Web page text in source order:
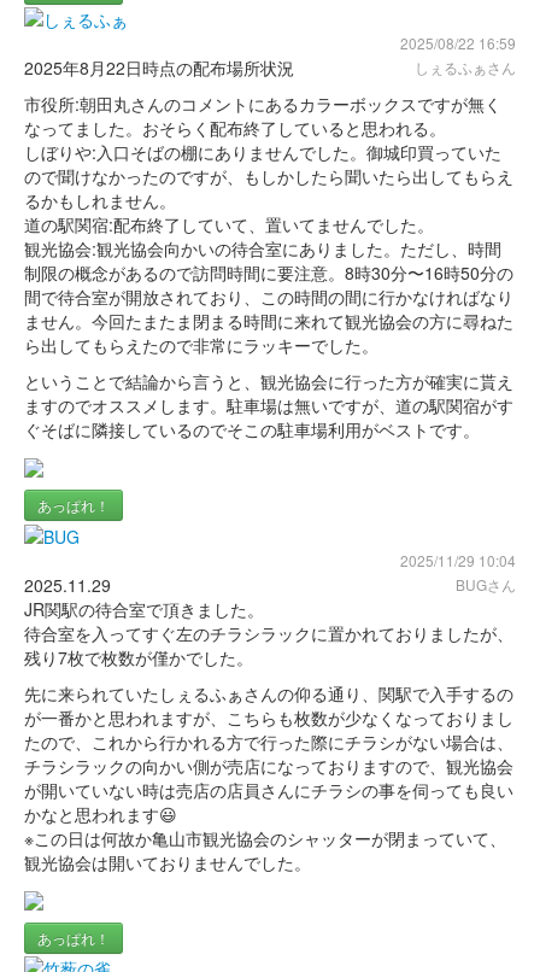
2025/08/22 16:59
しぇるふぁさん
2025年8月22日時点の配布場所状況
市役所:朝田丸さんのコメントにあるカラーボックスですが無く
なってました。おそらく配布終了していると思われる。
しぼりや:入口そばの棚にありませんでした。御城印買っていた
ので聞けなかったのですが、もしかしたら聞いたら出してもらえ
るかもしれません。
道の駅関宿:配布終了していて、置いてませんでした。
観光協会:観光協会向かいの待合室にありました。ただし、時間
制限の概念があるので訪問時間に要注意。8時30分〜16時50分の
間で待合室が開放されており、この時間の間に行かなければなり
ません。今回たまたま閉まる時間に来れて観光協会の方に尋ねた
ら出してもらえたので非常にラッキーでした。
ということで結論から言うと、観光協会に行った方が確実に貰え
ますのでオススメします。駐車場は無いですが、道の駅関宿がす
ぐそばに隣接しているのでそこの駐車場利用がベストです。
あっぱれ！
2025/11/29 10:04
BUGさん
2025.11.29
JR関駅の待合室で頂きました。
待合室を入ってすぐ左のチラシラックに置かれておりましたが、
残り7枚で枚数が僅かでした。
先に来られていたしぇるふぁさんの仰る通り、関駅で入手するの
が一番かと思われますが、こちらも枚数が少なくなっておりまし
たので、これから行かれる方で行った際にチラシがない場合は、
チラシラックの向かい側が売店になっておりますので、観光協会
が開いていない時は売店の店員さんにチラシの事を伺っても良い
かなと思われます😃
※この日は何故か亀山市観光協会のシャッターが閉まっていて、
観光協会は開いておりませんでした。
あっぱれ！